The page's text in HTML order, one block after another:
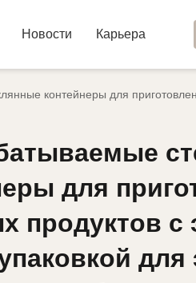
Новости Карьера
контейнеры для
для
продуктов с
для
для
продуктов с
для